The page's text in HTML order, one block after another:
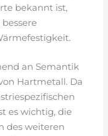
bekannt ist,
an Semantik
Hartmetall. Da
es wichtig, die
des weiteren